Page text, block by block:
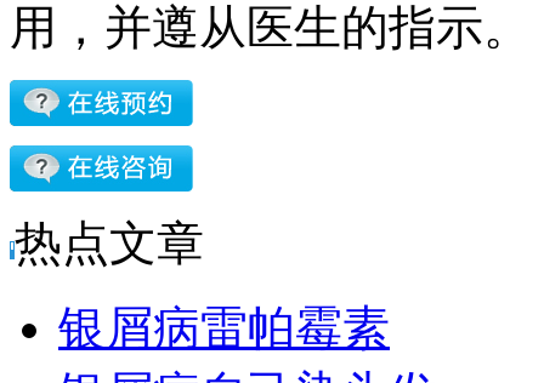
用，并遵从医生的指示。
热点文章
银屑病雷帕霉素